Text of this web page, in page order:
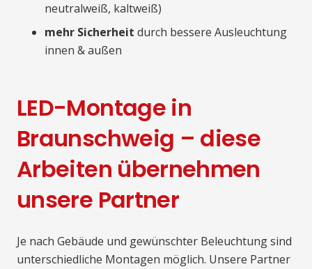
neutralweiß, kaltweiß)
mehr Sicherheit durch bessere Ausleuchtung
innen & außen
LED-Montage in
Braunschweig – diese
Arbeiten übernehmen
unsere Partner
Je nach Gebäude und gewünschter Beleuchtung sind
unterschiedliche Montagen möglich. Unsere Partner